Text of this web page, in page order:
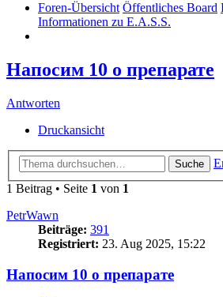
Foren-Übersicht Öffentliches Board
Informationen zu E.A.S.S.
Напосим 10 о препарате
Antworten
Druckansicht
Suche
1 Beitrag • Seite 1 von 1
PetrWawn
Beiträge: 391
Registriert: 23. Aug 2025, 15:22
Напосим 10 о препарате